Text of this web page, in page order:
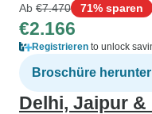
Ab €7.470 71% sparen
€2.166
Registrieren to unlock
Broschüre
Delhi, Jaipur